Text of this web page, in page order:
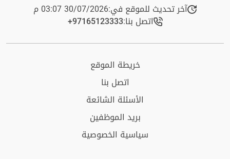
آخر تحديث للموقع في:30/07/2026 03:07 م
اتصل بنا:+97165123333​
خريطة الموقع
اتصل بنا
الأسئلة الشائعة
بريد الموظفين
سياسية الخصوصية